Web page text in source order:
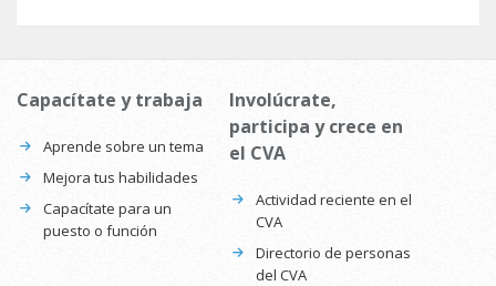
Capacítate y trabaja
Aprende sobre un tema
Mejora tus habilidades
Capacítate para un
puesto o función
Involúcrate,
participa y crece en
el CVA
Actividad reciente en el
CVA
Directorio de personas
del CVA